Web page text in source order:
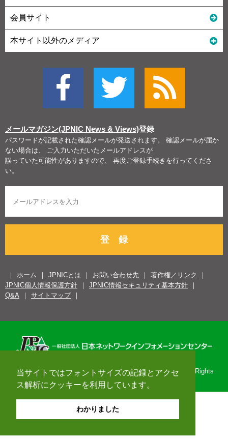
当サイトではフォントサイズの記録とアクセ
ス解析にクッキーを利用しています。
わかりました
会員サイト
本サイト以外のメディア
メールマガジン(JPNIC News & Views)登録
パスワードが記載された確認メールが発送されます。 確認メールが届か
ない場合は、 ご入力いただいたメールアドレスが
誤っていた可能性がありますので、 再度ご登録手続きを行ってくださ
い。
登 録
ホーム JPNICとは お問い合わせ先
著作権／リンク
JPNIC個人情報保護方針
JPNIC情報セキュリティ基本方針
Q&A
サイトマップ
Copyright© 1996-2026 Japan Network Information Center. All Rights
Reserved.